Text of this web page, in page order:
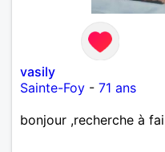
vasily
Sainte-Foy - 71 ans
bonjour ,recherche à